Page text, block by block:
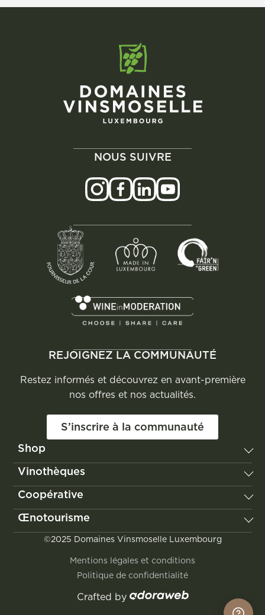
NOUS SUIVRE
REJOIGNEZ LA COMMUNAUTÉ
Restez informés et découvrez en avant-première
nos offres et nos actualités.
S’inscrire à la communauté
Shop
Vignum
Les Vignerons de Domaines Vinsmoselle
Poll-Fabaire
Château Edmond de la Fontaine
Jongwënzer
Vinothèques
Remerschen
Wellenstein
Wormeldange
Grevenmacher
Coopérative
Notre histoire
Nos valeurs
Le vignoble
Nos engagements
Œnotourisme
Découvrir la Moselle luxembourgeoise
Visites & dégustations
Location de salles
©2025 Domaines Vinsmoselle Luxembourg
Mentions légales et conditions
Politique de confidentialité
Crafted by